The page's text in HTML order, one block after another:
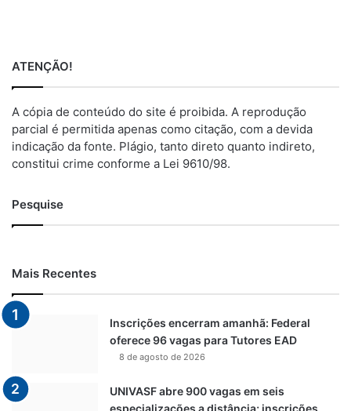
ATENÇÃO!
A cópia de conteúdo do site é proibida. A reprodução
parcial é permitida apenas como citação, com a devida
indicação da fonte. Plágio, tanto direto quanto indireto,
constitui crime conforme a Lei 9610/98.
Pesquise
Mais Recentes
Inscrições encerram amanhã: Federal
oferece 96 vagas para Tutores EAD
8 de agosto de 2026
UNIVASF abre 900 vagas em seis